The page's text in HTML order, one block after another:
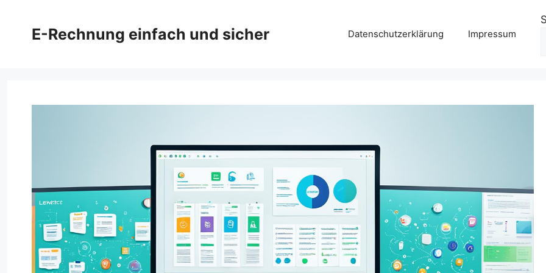
springenE-Rechnung einfach und sicher Datenschutzerklärung Impressum